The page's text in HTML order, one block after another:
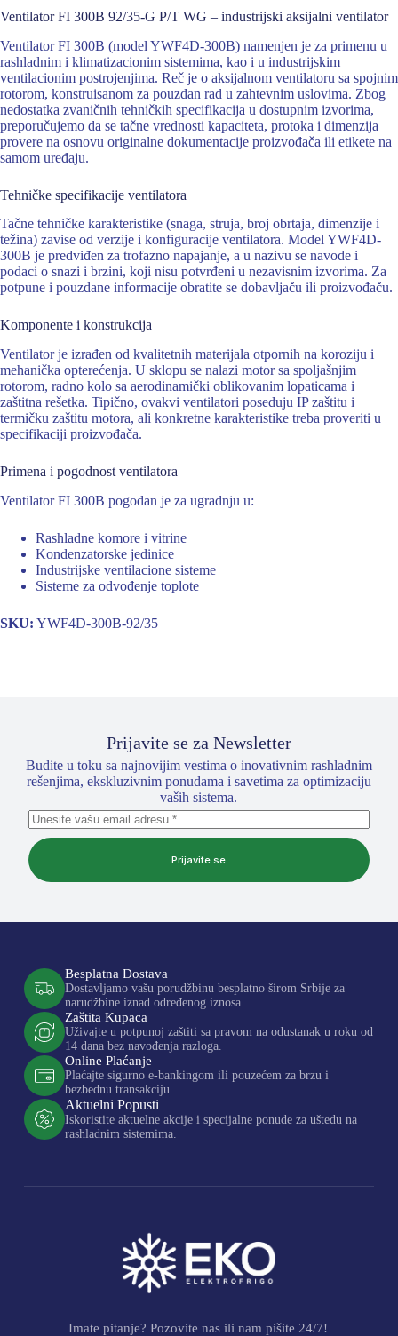
Ventilator FI 300B 92/35-G P/T WG – industrijski aksijalni ventilator
Ventilator FI 300B (model YWF4D-300B) namenjen je za primenu u
rashladnim i klimatizacionim sistemima, kao i u industrijskim
ventilacionim postrojenjima. Reč je o aksijalnom ventilatoru sa spojnim
rotorom, konstruisanom za pouzdan rad u zahtevnim uslovima. Zbog
nedostatka zvaničnih tehničkih specifikacija u dostupnim izvorima,
preporučujemo da se tačne vrednosti kapaciteta, protoka i dimenzija
provere na osnovu originalne dokumentacije proizvođača ili etikete na
samom uređaju.
Tehničke specifikacije ventilatora
Tačne tehničke karakteristike (snaga, struja, broj obrtaja, dimenzije i
težina) zavise od verzije i konfiguracije ventilatora. Model YWF4D-
300B je predviđen za trofazno napajanje, a u nazivu se navode i
podaci o snazi i brzini, koji nisu potvrđeni u nezavisnim izvorima. Za
potpune i pouzdane informacije obratite se dobavljaču ili proizvođaču.
Komponente i konstrukcija
Ventilator je izrađen od kvalitetnih materijala otpornih na koroziju i
mehanička opterećenja. U sklopu se nalazi motor sa spoljašnjim
rotorom, radno kolo sa aerodinamički oblikovanim lopaticama i
zaštitna rešetka. Tipično, ovakvi ventilatori poseduju IP zaštitu i
termičku zaštitu motora, ali konkretne karakteristike treba proveriti u
specifikaciji proizvođača.
Primena i pogodnost ventilatora
Ventilator FI 300B pogodan je za ugradnju u:
Rashladne komore i vitrine
Kondenzatorske jedinice
Industrijske ventilacione sisteme
Sisteme za odvođenje toplote
SKU: YWF4D-300B-92/35
Prijavite se za Newsletter
Budite u toku sa najnovijim vestima o inovativnim rashladnim
rešenjima, ekskluzivnim ponudama i savetima za optimizaciju
vaših sistema.
Prijavite se
Besplatna Dostava
Dostavljamo vašu porudžbinu besplatno širom Srbije za
narudžbine iznad određenog iznosa.
Zaštita Kupaca
Uživajte u potpunoj zaštiti sa pravom na odustanak u roku od
14 dana bez navođenja razloga.
Online Plaćanje
Plaćajte sigurno e-bankingom ili pouzećem za brzu i
bezbednu transakciju.
Aktuelni Popusti
Iskoristite aktuelne akcije i specijalne ponude za uštedu na
rashladnim sistemima.
Imate pitanje? Pozovite nas ili nam pišite 24/7!